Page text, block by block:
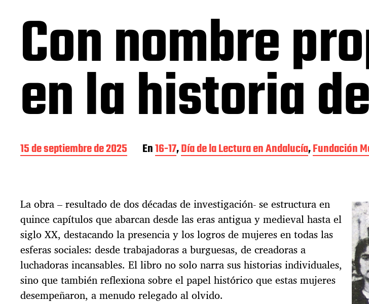
Con nombre
en la historia
F
e
d
e
l
a
e
n
t
r
a
15 de septiembre de 2025 En16-17,Día de la Lectura en Andalucía,Fundación
La obra – resultado de dos décadas de investigación- se estructura en
quince capítulos que abarcan desde las eras antigua y medieval hasta el
siglo XX, destacando la presencia y los logros de mujeres en todas las
esferas sociales: desde trabajadoras a burguesas, de creadoras a
luchadoras incansables. El libro no solo narra sus historias individuales,
sino que también reflexiona sobre el papel histórico que estas mujeres
desempeñaron, a menudo relegado al olvido.